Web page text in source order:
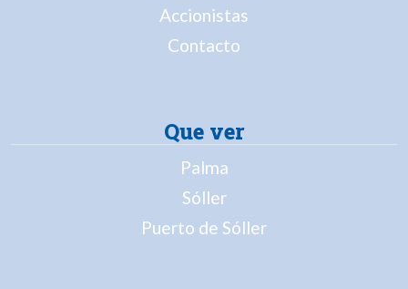
Accionistas
Contacto
Que ver
Palma
Sóller
Puerto de Sóller